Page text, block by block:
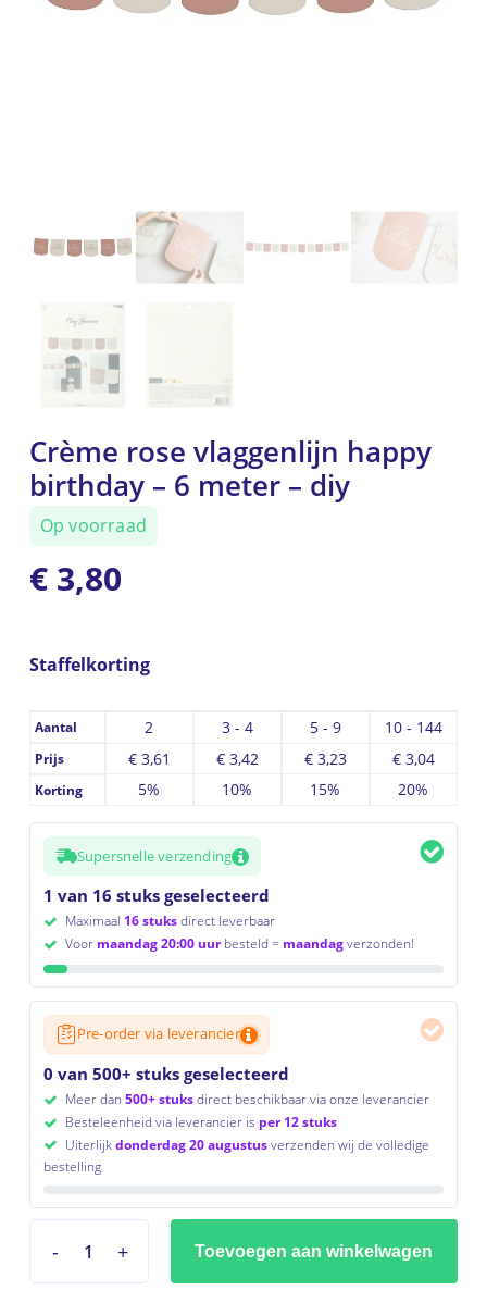
Crème rose vlaggenlijn happy
birthday – 6 meter – diy
Op voorraad
€3,80
Staffelkorting
Aantal 2 3 - 4 5 - 9 10 - 144
Prijs €3,61 €3,42 €3,23 €3,04
Korting 5% 10% 15% 20%
Supersnelle verzending
1 van 16 stuks geselecteerd
Maximaal 16 stuksdirect leverbaar
Voor maandag 20:00 uurbesteld = maandagverzonden!
Pre-order via leverancier
0 van 500+ stuks geselecteerd
Meer dan 500+ stuksdirect beschikbaar via onze leverancier
Besteleenheid via leverancier is per 12 stuks
Uiterlijkdonderdag 20 augustusverzenden wij de volledige
bestelling
Toevoegen aan winkelwagen